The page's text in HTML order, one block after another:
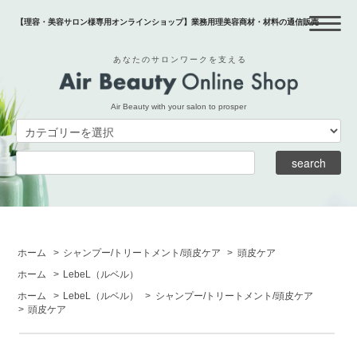
【理容・美容サロン様専用オンラインショップ】業務用理美容商材・材料の通信販売
あなたのサロンワークを支える
Air Beauty with your salon to prosper
ホーム > シャンプー/トリートメント/頭皮ケア > 頭皮ケア
ホーム
> LebeL
（ルベル）
ホーム
> LebeL （ルベル） > シャンプー/トリートメント/頭皮ケア
> 頭皮ケア